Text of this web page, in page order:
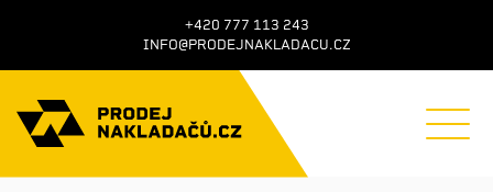
+420 777 113 243
INFO@PRODEJNAKLADACU.CZ